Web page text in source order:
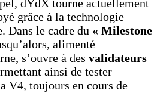
dYdX tourne actuellement
grâce à la technologie
Dans le cadre du « Milestone
alimenté
s’ouvre à des validateurs
ainsi de tester
V4, toujours en cours de